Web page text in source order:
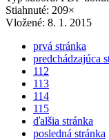
Stiahnuté: 209×
Vložené: 8. 1. 2015
prvá stránka
predchádzajúca
112
113
114
115
ďalšia stránka
posledná stránka